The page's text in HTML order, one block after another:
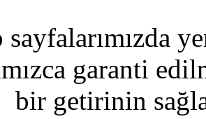
sayfalarımızda
garanti
bir getirinin